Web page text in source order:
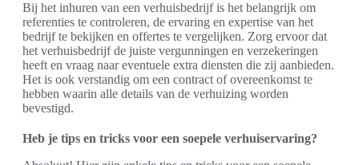
Bij het inhuren van een verhuisbedrijf is het belangrijk om
referenties te controleren, de ervaring en expertise van het
bedrijf te bekijken en offertes te vergelijken. Zorg ervoor dat
het verhuisbedrijf de juiste vergunningen en verzekeringen
heeft en vraag naar eventuele extra diensten die zij aanbieden.
Het is ook verstandig om een contract of overeenkomst te
hebben waarin alle details van de verhuizing worden
bevestigd.
Heb je tips en tricks voor een soepele verhuiservaring?